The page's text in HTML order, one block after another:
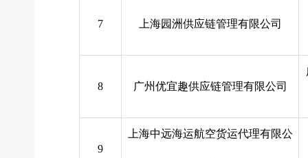
7 上海园洲供应链管理有限公司
8 广州优宜趣供应链管理有限公司
9
上海中远海运航空货运代理有限公